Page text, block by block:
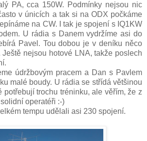
PA, cca 150W. Podmínky nejsou nic
v únicích a tak si na ODX počkáme
na CW. I tak je spojení s IQ1KW
U rádia s Danem vydržíme asi do
Pavel. Tou dobou je v deníku něco
nejsou hotové LNA, takže poslech
údržbovým pracem a Dan s Pavlem
malé boudy. U rádia se střídá většinou
potřebují trochu tréninku, ale věřím, že z
operatéři :-)
tempu udělali asi 230 spojení.